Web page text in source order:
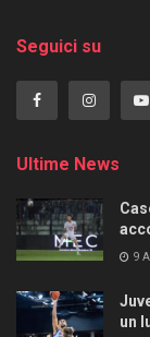
Seguici su
Ultime News
9
un